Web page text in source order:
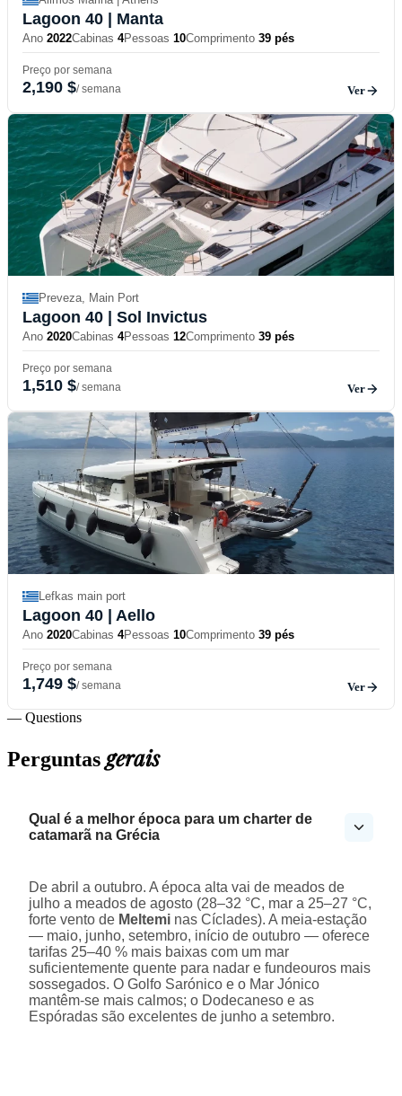
Lagoon 40 | Manta
Ano 2022Cabinas 4Pessoas 10Comprimento 39 pés
Preço por semana
2,190 $/ semana Ver
Preveza, Main Port
Lagoon 40 | Sol Invictus
Ano 2020Cabinas 4Pessoas 12Comprimento 39 pés
Preço por semana
1,510 $/ semana Ver
Lefkas main port
Lagoon 40 | Aello
Ano 2020Cabinas 4Pessoas 10Comprimento 39 pés
Preço por semana
1,749 $/ semana Ver
— Questions
Perguntasgerais
Qual é a melhor época para um charter de
catamarã na Grécia
De abril a outubro. A época alta vai de meados de
julho a meados de agosto (28–32 °C, mar a 25–27 °C,
forte vento de Meltemi nas Cíclades). A meia-estação
— maio, junho, setembro, início de outubro — oferece
tarifas 25–40 % mais baixas com um mar
suficientemente quente para nadar e fundeouros mais
sossegados. O Golfo Sarónico e o Mar Jónico
mantêm-se mais calmos; o Dodecaneso e as
Espóradas são excelentes de junho a setembro.